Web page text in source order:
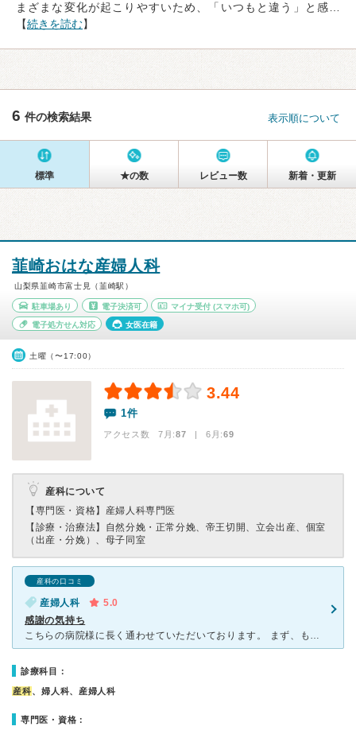
まざまな変化が起こりやすいため、「いつもと違う」と感…
【続きを読む】
6 件の検索結果 表示順について
標準 ★の数 レビュー数 新着・更新
韮崎おはな産婦人科
山梨県韮崎市富士見（韮崎駅）
駐車場あり 電子決済可 マイナ受付 (スマホ可)
電子処方せん対応 女医在籍
土曜（〜17:00）
3.44
1件
アクセス数 7月:87 | 6月:69
産科について
【専門医・資格】 産婦人科専門医
【診療・治療法】 自然分娩・正常分娩、帝王切開、立会出産、個室
（出産・分娩）、母子同室
産科の口コミ
産婦人科
5.0
感謝の気持ち
こちらの病院様に長く通わせていただいております。 まず、もう院長先生様のお人柄、本当に言葉にできないほど素晴らしいです、安心感、やさしさ、丁寧さ、私たち患者の気持ちを親身にお聞きくださり、ご相談し合
診療科目：
産科、婦人科、産婦人科
専門医・資格：